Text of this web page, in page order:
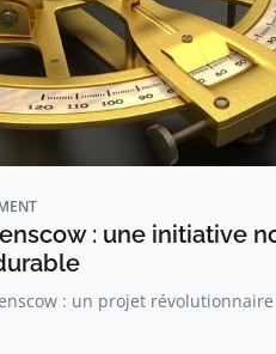
: une initiative
: un projet